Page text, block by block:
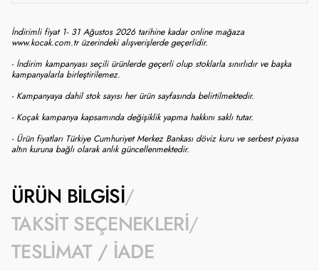
İndirimli fiyat 1- 31 Ağustos 2026 tarihine kadar online mağaza
www.kocak.com.tr üzerindeki alışverişlerde geçerlidir.
- İndirim kampanyası seçili ürünlerde geçerli olup stoklarla sınırlıdır ve başka
kampanyalarla birleştirilemez.
- Kampanyaya dahil stok sayısı her ürün sayfasında belirtilmektedir.
- Koçak kampanya kapsamında değişiklik yapma hakkını saklı tutar.
- Ürün fiyatları Türkiye Cumhuriyet Merkez Bankası döviz kuru ve serbest piyasa
altın kuruna bağlı olarak anlık güncellenmektedir.
ÜRÜN BILGISI
TAKSIT SEÇENEKLERI
TESLIMAT / İADE